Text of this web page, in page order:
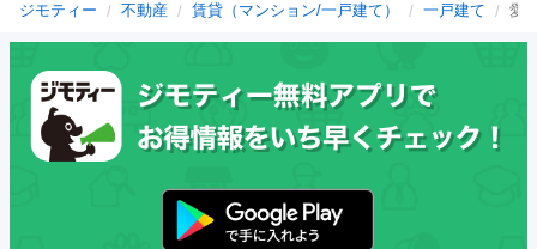
ジモティー 不動産 賃貸（マンション/一戸建て） 一戸建て 愛